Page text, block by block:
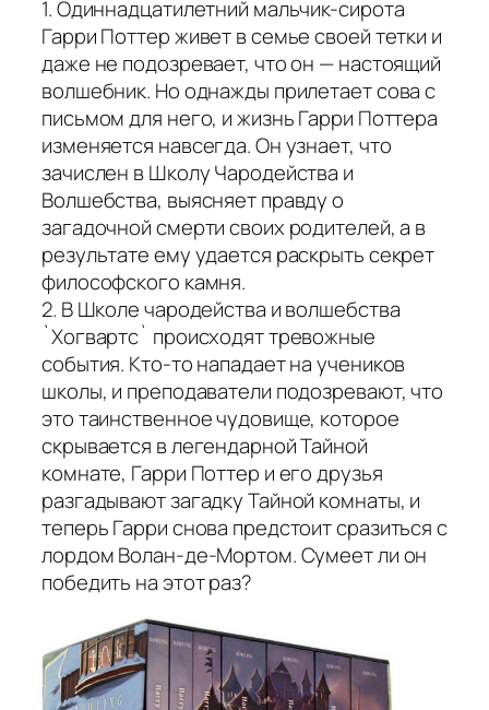
1. Одиннадцатилетний мальчик-сирота
Гарри Поттер живет в семье своей тетки и
даже не подозревает, что он — настоящий
волшебник. Но однажды прилетает сова с
письмом для него, и жизнь Гарри Поттера
изменяется навсегда. Он узнает, что
зачислен в Школу Чародейства и
Волшебства, выясняет правду о
загадочной смерти своих родителей, а в
результате ему удается раскрыть секрет
философского камня.
2. В Школе чародейства и волшебства
`Хогвартс` происходят тревожные
события. Кто-то нападает на учеников
школы, и преподаватели подозревают, что
это таинственное чудовище, которое
скрывается в легендарной Тайной
комнате, Гарри Поттер и его друзья
разгадывают загадку Тайной комнаты, и
теперь Гарри снова предстоит сразиться с
лордом Волан-де-Мортом. Сумеет ли он
победить на этот раз?